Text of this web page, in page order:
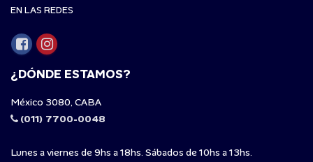
EN LAS REDES
¿DÓNDE ESTAMOS?
México 3080, CABA
(011) 7700-0048
Lunes a viernes de 9hs a 18hs. Sábados de 10hs a 13hs.